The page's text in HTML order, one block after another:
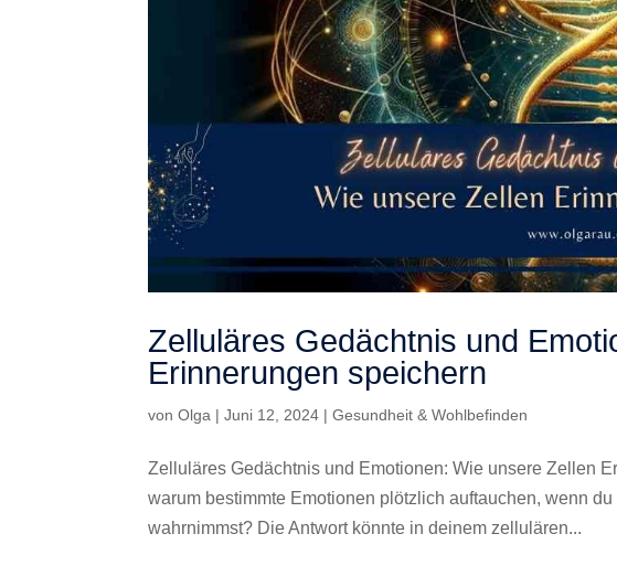
Zelluläres Gedächtnis und
Erinnerungen speichern
vonOlga |Juni 12, 2024 |Gesundheit & Wohlbefinden
Zelluläres Gedächtnis und Emotionen: Wie unsere Zellen
warum bestimmte Emotionen plötzlich auftauchen, wenn
wahrnimmst? Die Antwort könnte in deinem zellulären...